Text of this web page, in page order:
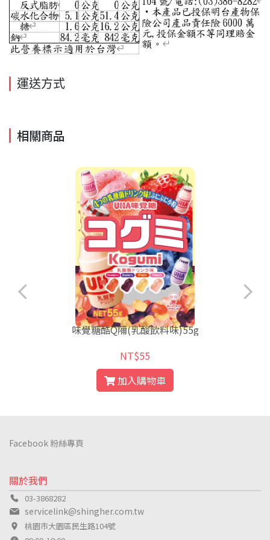
運送方式
相關商品
味覺糖酷Q隬(乳酸飲料味)55g
NT$55
加入購物車
關於我們
03-3868282
servicelink@shingher.com.tw
桃園市大園區民生路104號
Facebook 粉絲專頁